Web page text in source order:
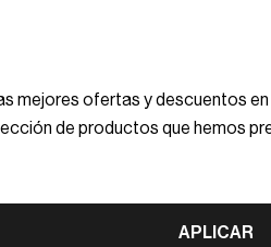
mejores ofertas y descuentos
de productos que hemos
APLICAR